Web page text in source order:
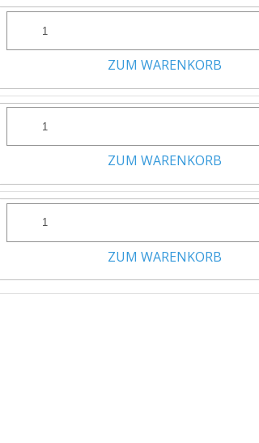
ZUM WARENKORB
ZUM WARENKORB
ZUM WARENKORB